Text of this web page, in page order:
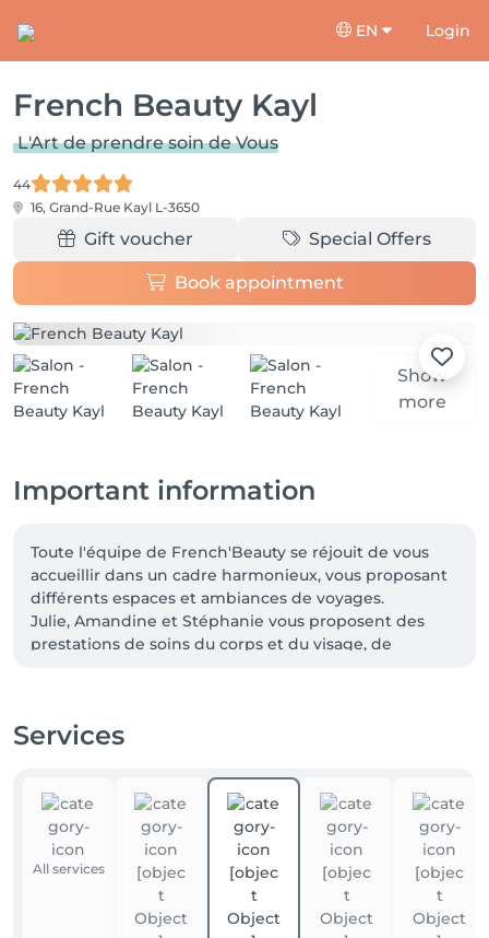
EN Login
French Beauty Kayl
L'Art de prendre soin de Vous
44
16, Grand-Rue Kayl L-3650
Gift voucher Special Offers
Book appointment
Show
more
Important information
Toute l'équipe de French'Beauty se réjouit de vous
accueillir dans un cadre harmonieux, vous proposant
différents espaces et ambiances de voyages.
Julie, Amandine et Stéphanie vous proposent des
prestations de soins du corps et du visage, de
unique et votre bien-être notre priorité.
Services
All services